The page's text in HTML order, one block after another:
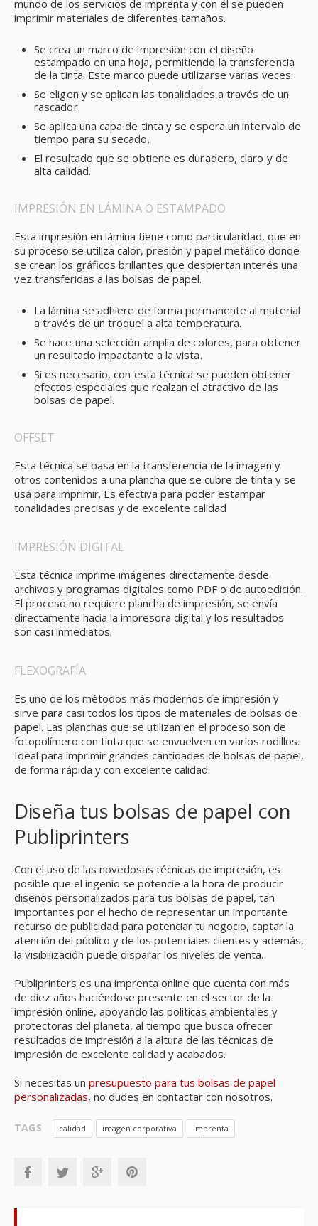
mundo de los servicios de imprenta y con él se pueden
imprimir materiales de diferentes tamaños.
Se crea un marco de impresión con el diseño
estampado en una hoja, permitiendo la transferencia
de la tinta. Este marco puede utilizarse varias veces.
Se eligen y se aplican las tonalidades a través de un
rascador.
Se aplica una capa de tinta y se espera un intervalo de
tiempo para su secado.
El resultado que se obtiene es duradero, claro y de
alta calidad.
IMPRESIÓN EN LÁMINA O ESTAMPADO
Esta impresión en lámina tiene como particularidad, que en
su proceso se utiliza calor, presión y papel metálico donde
se crean los gráficos brillantes que despiertan interés una
vez transferidas a las bolsas de papel.
La lámina se adhiere de forma permanente al material
a través de un troquel a alta temperatura.
Se hace una selección amplia de colores, para obtener
un resultado impactante a la vista.
Si es necesario, con esta técnica se pueden obtener
efectos especiales que realzan el atractivo de las
bolsas de papel.
OFFSET
Esta técnica se basa en la transferencia de la imagen y
otros contenidos a una plancha que se cubre de tinta y se
usa para imprimir. Es efectiva para poder estampar
tonalidades precisas y de excelente calidad
IMPRESIÓN DIGITAL
Esta técnica imprime imágenes directamente desde
archivos y programas digitales como PDF o de autoedición.
El proceso no requiere plancha de impresión, se envía
directamente hacia la impresora digital y los resultados
son casi inmediatos.
FLEXOGRAFÍA
Es uno de los métodos más modernos de impresión y
sirve para casi todos los tipos de materiales de bolsas de
papel. Las planchas que se utilizan en el proceso son de
fotopolímero con tinta que se envuelven en varios rodillos.
Ideal para imprimir grandes cantidades de bolsas de papel,
de forma rápida y con excelente calidad.
Diseña tus bolsas de papel con
Publiprinters
Con el uso de las novedosas técnicas de impresión, es
posible que el ingenio se potencie a la hora de producir
diseños personalizados para tus bolsas de papel, tan
importantes por el hecho de representar un importante
recurso de publicidad para potenciar tu negocio, captar la
atención del público y de los potenciales clientes y además,
la visibilización puede disparar los niveles de venta.
Publiprinters es una imprenta online que cuenta con más
de diez años haciéndose presente en el sector de la
impresión online, apoyando las políticas ambientales y
protectoras del planeta, al tiempo que busca ofrecer
resultados de impresión a la altura de las técnicas de
impresión de excelente calidad y acabados.
Si necesitas un presupuesto para tus bolsas de papel
personalizadas, no dudes en contactar con nosotros.
TAGS calidad imagen corporativa imprenta